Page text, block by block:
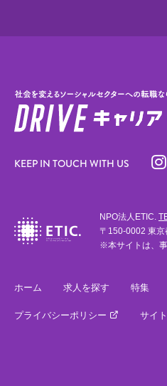
KEEP IN TOUCH WITH US
NPO法人ETIC.
〒150-0002 東
※本サイトは、事
ホーム 求人を探す 特集
プライバシーポリシー サイ